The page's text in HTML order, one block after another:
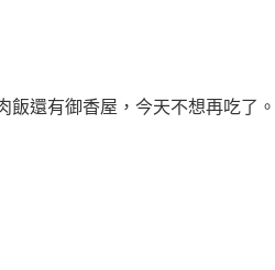
還有御香屋，今天不想再吃了。